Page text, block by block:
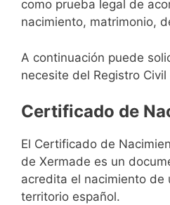
como prueba legal de
nacimiento, matrimonio,
A continuación puede
necesite del Registro
Certificado de
El Certificado de
de Xermade es un
acredita el nacimiento de
territorio español.